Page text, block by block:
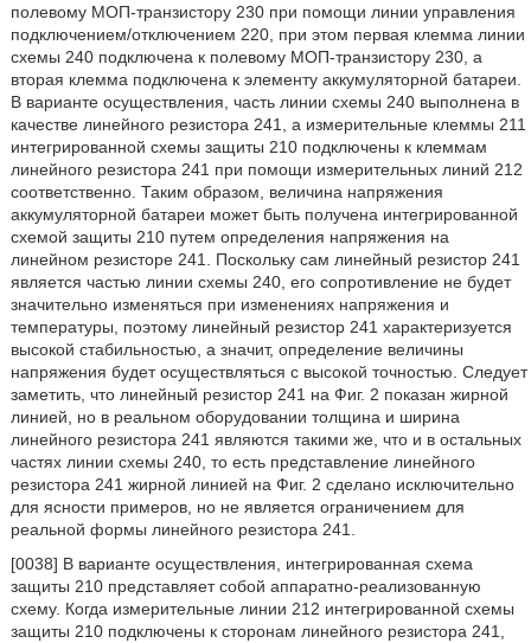
полевому МОП-транзистору 230 при помощи линии управления
подключением/отключением 220, при этом первая клемма линии
схемы 240 подключена к полевому МОП-транзистору 230, а
вторая клемма подключена к элементу аккумуляторной батареи.
В варианте осуществления, часть линии схемы 240 выполнена в
качестве линейного резистора 241, а измерительные клеммы 211
интегрированной схемы защиты 210 подключены к клеммам
линейного резистора 241 при помощи измерительных линий 212
соответственно. Таким образом, величина напряжения
аккумуляторной батареи может быть получена интегрированной
схемой защиты 210 путем определения напряжения на
линейном резисторе 241. Поскольку сам линейный резистор 241
является частью линии схемы 240, его сопротивление не будет
значительно изменяться при изменениях напряжения и
температуры, поэтому линейный резистор 241 характеризуется
высокой стабильностью, а значит, определение величины
напряжения будет осуществляться с высокой точностью. Следует
заметить, что линейный резистор 241 на Фиг. 2 показан жирной
линией, но в реальном оборудовании толщина и ширина
линейного резистора 241 являются такими же, что и в остальных
частях линии схемы 240, то есть представление линейного
резистора 241 жирной линией на Фиг. 2 сделано исключительно
для ясности примеров, но не является ограничением для
реальной формы линейного резистора 241.
[0038] В варианте осуществления, интегрированная схема
защиты 210 представляет собой аппаратно-реализованную
схему. Когда измерительные линии 212 интегрированной схемы
защиты 210 подключены к сторонам линейного резистора 241,